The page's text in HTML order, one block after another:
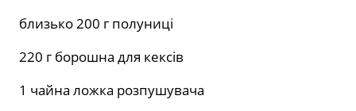
близько 200 г полуниці
220 г борошна для кексів
1 чайна ложка розпушувача